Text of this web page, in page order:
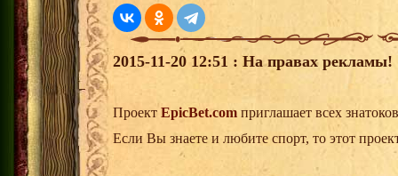
2015-11-20 12:51 : На правах рекламы!
Проект EpicBet.com приглашает всех
Если Вы знаете и любите спорт, то этот